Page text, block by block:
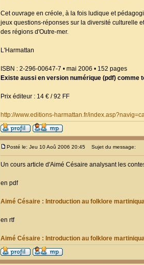
Cet ouvrage en créole, à la fois ludique et
jeux questions-réponses sur la diversité culturelle
des régions d'Outre-mer.
L'Harmattan
ISBN : 2-296-00647-7 • mai 2006 • 152 pages
Existe aussi en version numérique (pdf) comme
Prix éditeur : 14 € / 92 FF
http://www.editions-harmattan.fr/
Posté le: Jeu 10 Aoû 2006 20:45 Sujet du message:
Un cours article d'Aimé Césaire analysant les
en pdf
Aimé Césaire : Introduction au folklore
en rtf
Aimé Césaire : Introduction au folklore